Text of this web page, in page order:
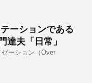
ーションである
達夫「日常」
ーション（Over